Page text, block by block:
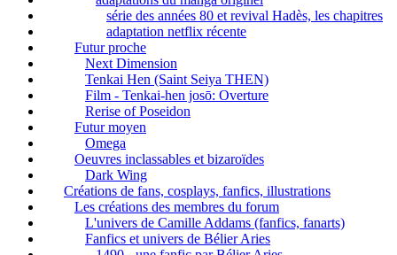
série des années 80 et revival Hadès, les chapitres
adaptation netflix récente
Futur proche
Next Dimension
Tenkai Hen (Saint Seiya THEN)
Film - Tenkai-hen josō: Overture
Rerise of Poseidon
Futur moyen
Omega
Oeuvres inclassables et bizaroïdes
Dark Wing
Créations de fans, cosplays, fanfics, illustrations
Les créations des membres du forum
L'univers de Camille Addams (fanfics, fanarts)
Fanfics et univers de Bélier Aries